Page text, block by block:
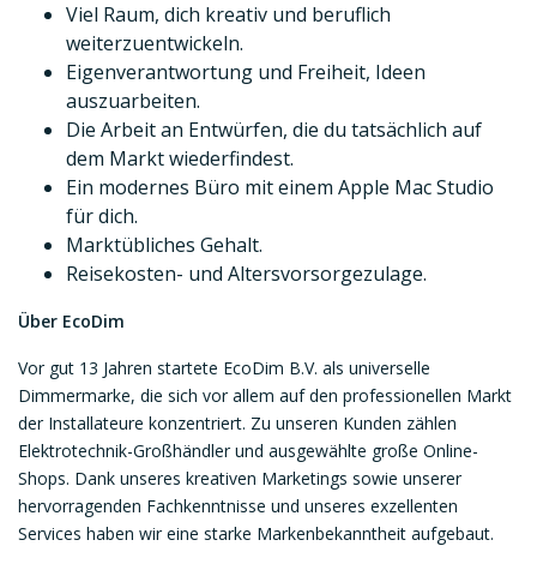
Viel Raum, dich kreativ und beruflich
weiterzuentwickeln.
Eigenverantwortung und Freiheit, Ideen
auszuarbeiten.
Die Arbeit an Entwürfen, die du tatsächlich auf
dem Markt wiederfindest.
Ein modernes Büro mit einem Apple Mac Studio
für dich.
Marktübliches Gehalt.
Reisekosten- und Altersvorsorgezulage.
Über EcoDim
Vor gut 13 Jahren startete EcoDim B.V. als universelle
Dimmermarke, die sich vor allem auf den professionellen Markt
der Installateure konzentriert. Zu unseren Kunden zählen
Elektrotechnik-Großhändler und ausgewählte große Online-
Shops. Dank unseres kreativen Marketings sowie unserer
hervorragenden Fachkenntnisse und unseres exzellenten
Services haben wir eine starke Markenbekanntheit aufgebaut.